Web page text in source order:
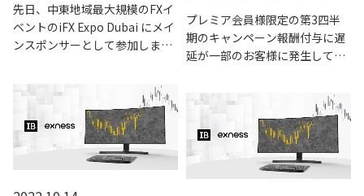
先日、中東地域最大規模のFXイ
ベントのiFX Expo Dubai にメイ
ンスポンサーとして参加しまし
プレミア会員様限定の第3四半
期のキャンペーン報酬付与に遅
延が一部のお客様に発生してお
す。